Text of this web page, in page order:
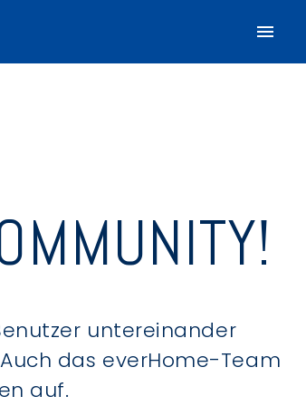
untereinander
das everHome-Team
auf.